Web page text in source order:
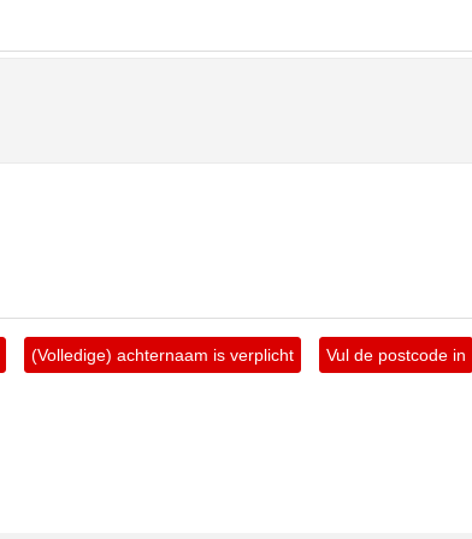
(Volledige) achternaam is verplicht Vul de postcode in